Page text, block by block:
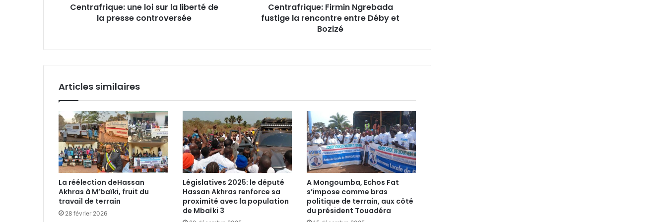
controversée
Centrafrique: une loi sur la liberté de
la presse controversée
Centrafrique: Firmin Ngrebada
fustige la rencontre entre Déby et
Bozizé
Articles similaires
La réélection deHassan
Akhras à M’baïki, fruit du
travail de terrain
28 février 2026
Législatives 2025: le député
Hassan Akhras renforce sa
proximité avec la population
de Mbaïki 3
A Mongoumba, Echos Fat
s’impose comme bras
politique de terrain, aux côté
du président Touadéra